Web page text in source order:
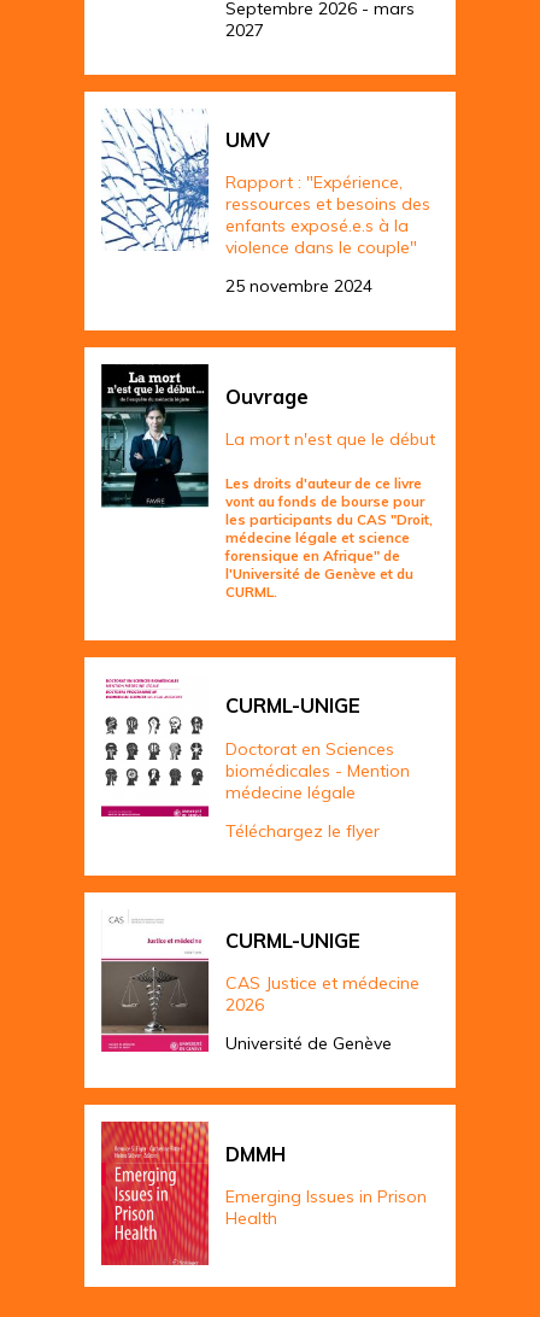
Septembre 2026 - mars
2027
UMV
Rapport : "Expérience,
ressources et besoins des
enfants exposé.e.s à la
violence dans le couple"
25 novembre 2024
Ouvrage
La mort n'est que le début
Les droits d'auteur de ce livre
vont au fonds de bourse pour
les participants du CAS "Droit,
médecine légale et science
forensique en Afrique" de
l'Université de Genève et du
CURML.
CURML-UNIGE
Doctorat en Sciences
biomédicales - Mention
médecine légale
Téléchargez le flyer
CURML-UNIGE
CAS Justice et médecine
2026
Université de Genève
DMMH
Emerging Issues in Prison
Health